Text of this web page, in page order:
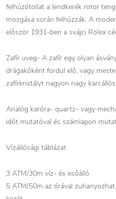
felhúzótollat a lendkerék rotor
mozgása során felhúzzák. A
először 1931-ben a svájci Rolex
Zafír uveg- A zafír egy olyan
drágakőként fordul elő, vagy
zafírkristályt nagyon nagy
Analóg karóra- quartz- vagy
időt mutatóval és számlapon
Vízállósági táblázat
3 ATM/30m víz- és esőálló
5 ATM/50m az órával